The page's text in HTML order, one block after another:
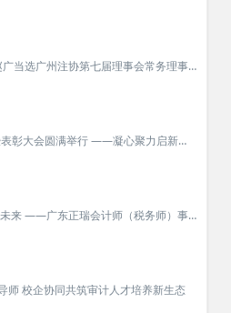
双职履新，笃行致远 —— 赵广当选广州注协第七届理事会常务理事、乡村振兴工作专业委员会副主任委员
正瑞事务所2025年度总结暨表彰大会圆满举行 ——凝心聚力启新程！
凝心聚力勇攀登·携手同行向未来 ——广东正瑞会计师（税务师）事务所衡山团建活动纪实
师 校企协同共筑审计人才培养新生态